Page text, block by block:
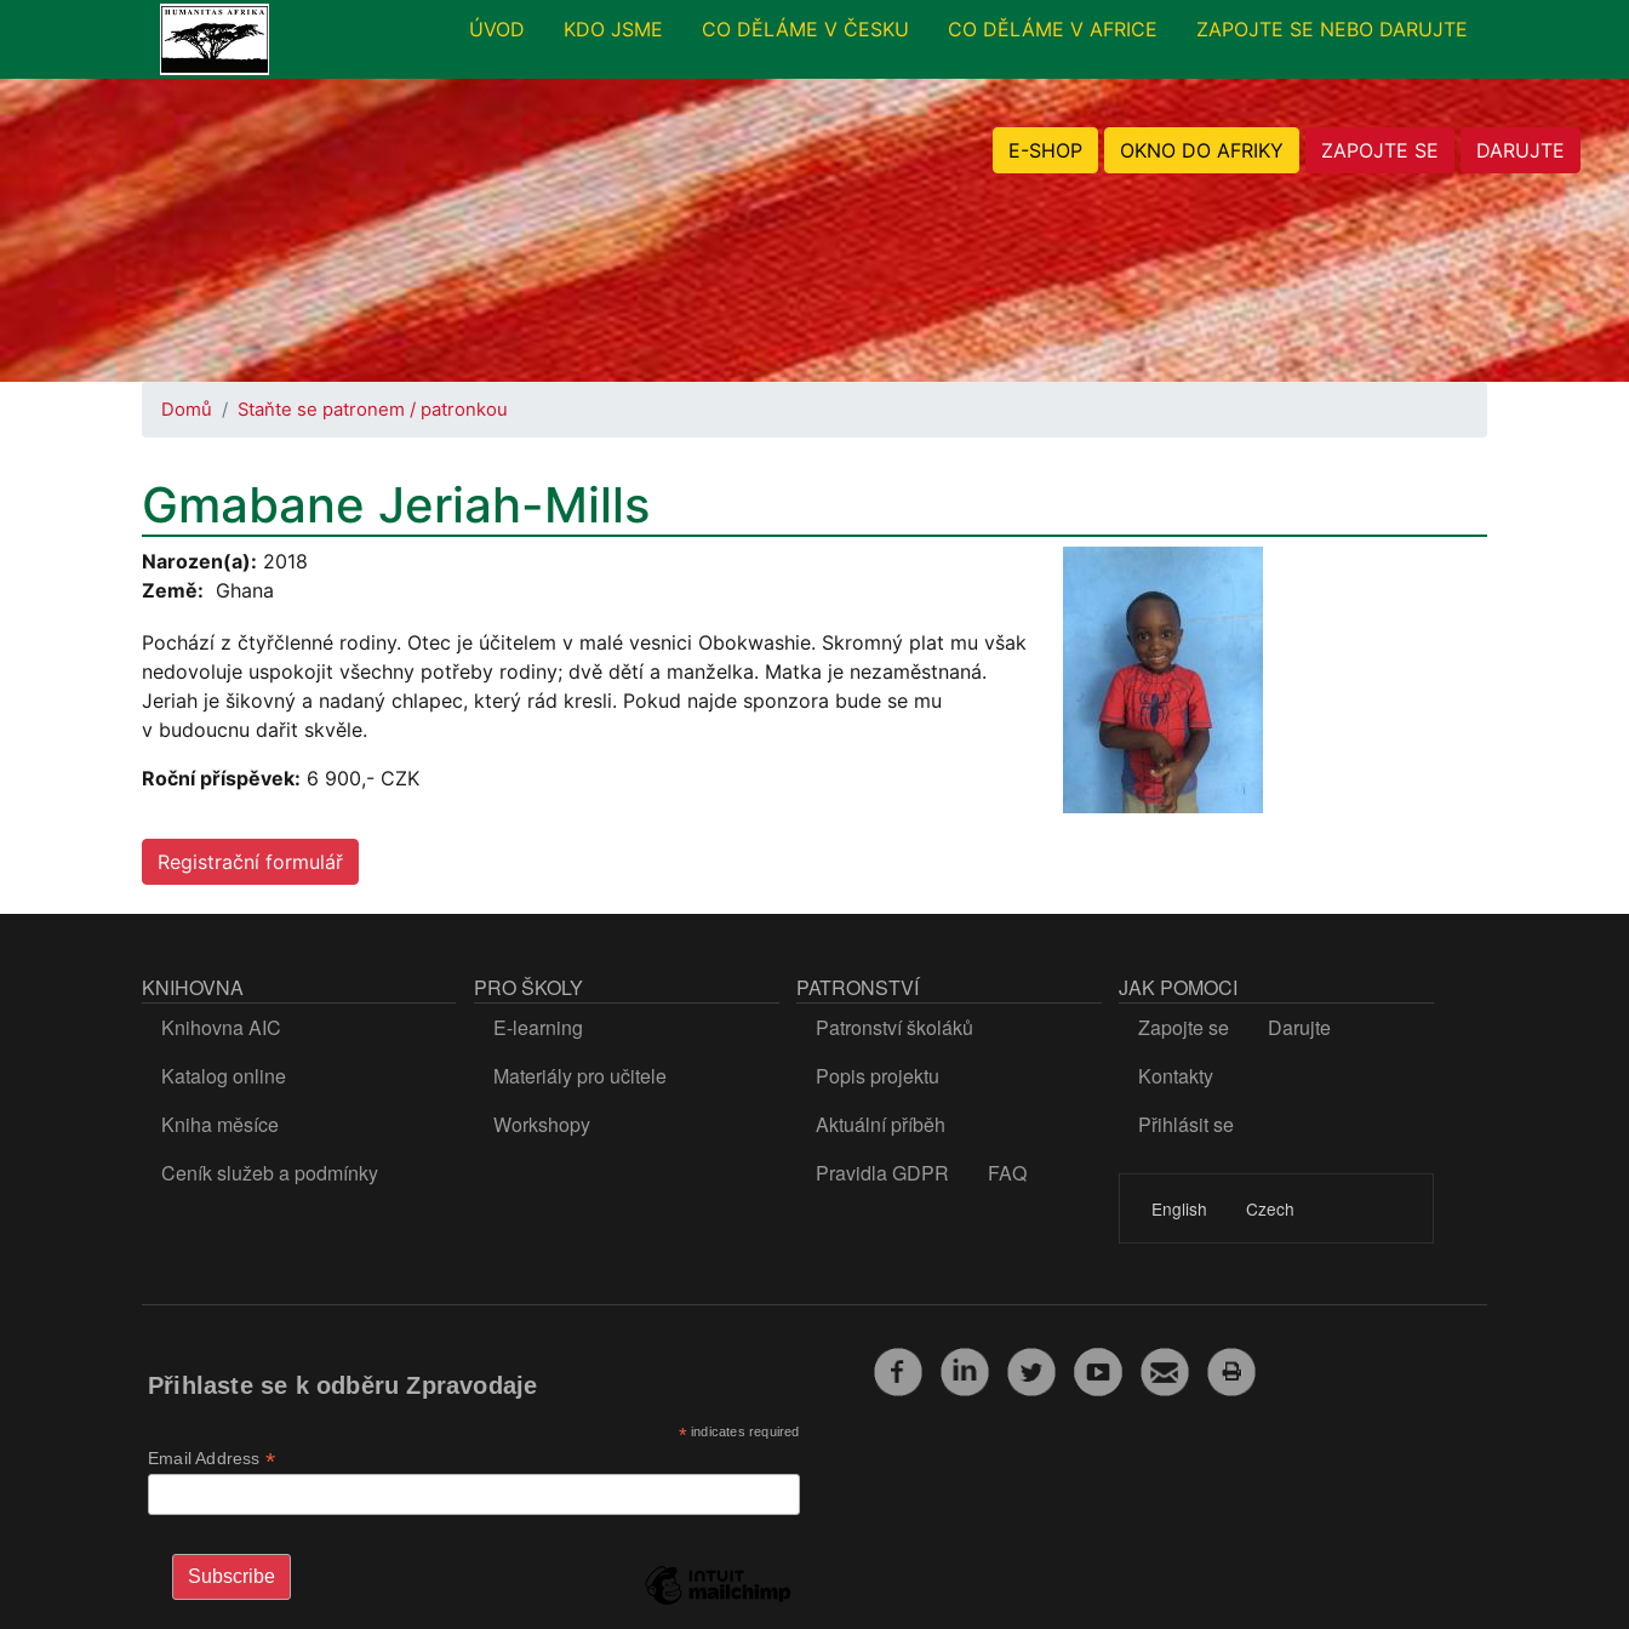
ÚVOD KDO JSME CO DĚLÁME V ČESKU CO DĚLÁME V AFRICE ZAPOJTE SE NEBO DARUJTE
E-SHOP OKNO DO AFRIKY ZAPOJTE SE DARUJTE
Domů Staňte se patronem / patronkou
Gmabane Jeriah-Mills
Narozen(a): 2018
Země: Ghana
Pochází z čtyřčlenné rodiny. Otec je účitelem v malé vesnici Obokwashie. Skromný plat mu však
nedovoluje uspokojit všechny potřeby rodiny; dvě dětí a manželka. Matka je nezaměstnaná.
Jeriah je šikovný a nadaný chlapec, který rád kresli. Pokud najde sponzora bude se mu
v budoucnu dařit skvěle.
Roční příspěvek: 6 900,- CZK
Registrační formulář
KNIHOVNA
Knihovna AIC
Katalog online
Kniha měsíce
Ceník služeb a podmínky
PRO ŠKOLY
E-learning
Materiály pro učitele
Workshopy
PATRONSTVÍ
Patronství školáků
Popis projektu
Aktuální příběh
Pravidla GDPR
FAQ
JAK POMOCI
Zapojte se
Darujte
Kontakty
LOGIN
Přihlásit se
English Czech
Přihlaste se k odběru Zpravodaje
*indicates required
Email Address *